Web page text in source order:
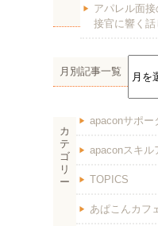
アパレル面
接官に響く
月別記事一覧
カ
テ
ゴ
リ
ー
apaconサポー
apaconスキル
TOPICS
あぱこんカフ